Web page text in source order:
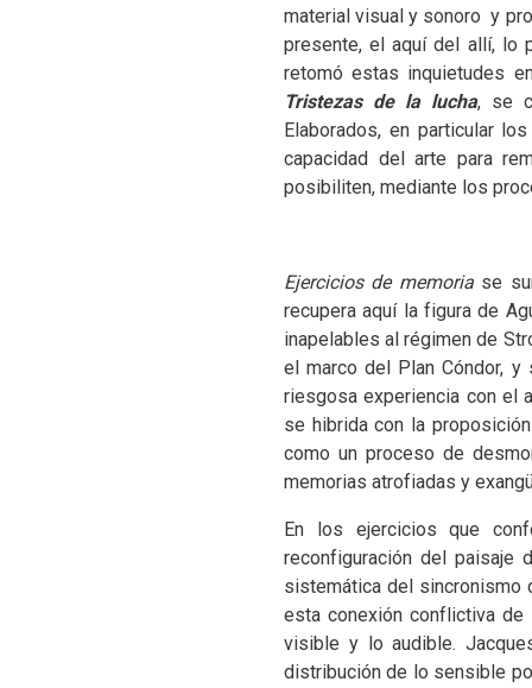
material visual y sonoro y
presente, el aquí del allí, lo
retomó estas inquietudes
Tristezas de la lucha, se
Elaborados, en particular
capacidad del arte para
posibiliten, mediante los
Ejercicios de memoriase
recupera aquí la figura de
inapelables al régimen de
el marco del Plan Cóndor, y
riesgosa experiencia con el
se hibrida con la
como un proceso de
memorias atrofiadas y
En los ejercicios que
reconfiguración del paisaje
sistemática del sincronismo
esta conexión conflictiva
visible y lo audible.
distribución de lo sensible